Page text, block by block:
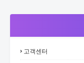
고객센터